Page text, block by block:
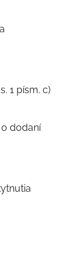
1 písm. c)
dodaní